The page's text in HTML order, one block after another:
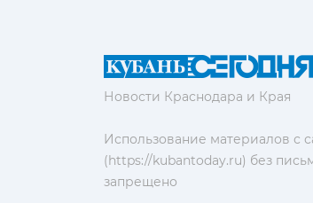
Новости Краснодара и Края
Использование материалов с
(https://kubantoday.ru) без
запрещено